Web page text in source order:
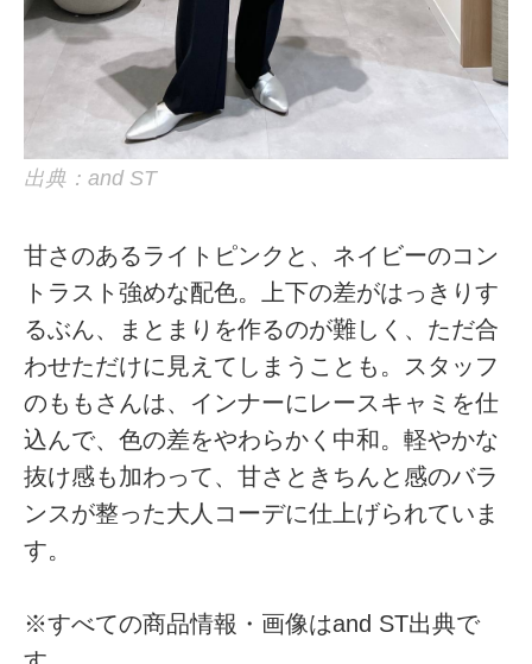
出典：and ST
甘さのあるライトピンクと、ネイビーのコン
トラスト強めな配色。上下の差がはっきりす
るぶん、まとまりを作るのが難しく、ただ合
わせただけに見えてしまうことも。スタッフ
のももさんは、インナーにレースキャミを仕
込んで、色の差をやわらかく中和。軽やかな
抜け感も加わって、甘さときちんと感のバラ
ンスが整った大人コーデに仕上げられていま
す。
※すべての商品情報・画像はand ST出典で